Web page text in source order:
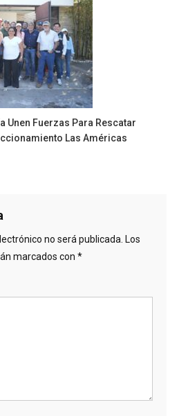
Unen Fuerzas Para Rescatar
Las Américas
no será publicada. Los
marcados con *